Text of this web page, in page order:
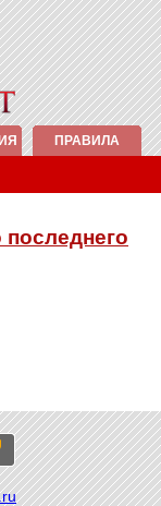
ПРАВИЛА
последнего